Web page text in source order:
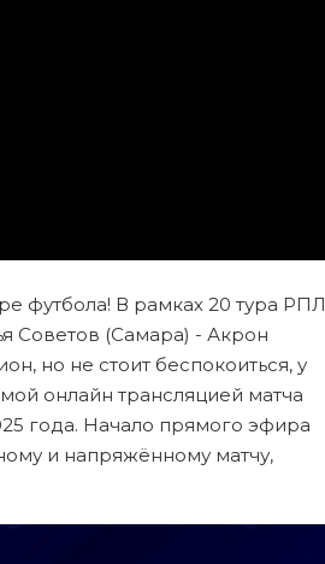
футбола! В рамках 20 тура РПЛ
Советов (Самара) - Акрон
но не стоит беспокоиться, у
онлайн трансляцией матча
года. Начало прямого эфира
и напряжённому матчу,